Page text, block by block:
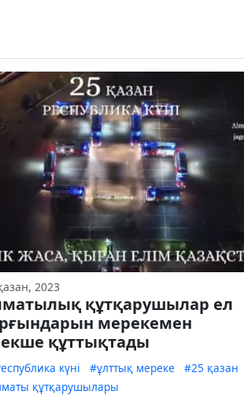
2023
құтқарушылар ел
мерекемен
құттықтады
күні #ұлттық мереке
#25 қазан
құтқарушылары